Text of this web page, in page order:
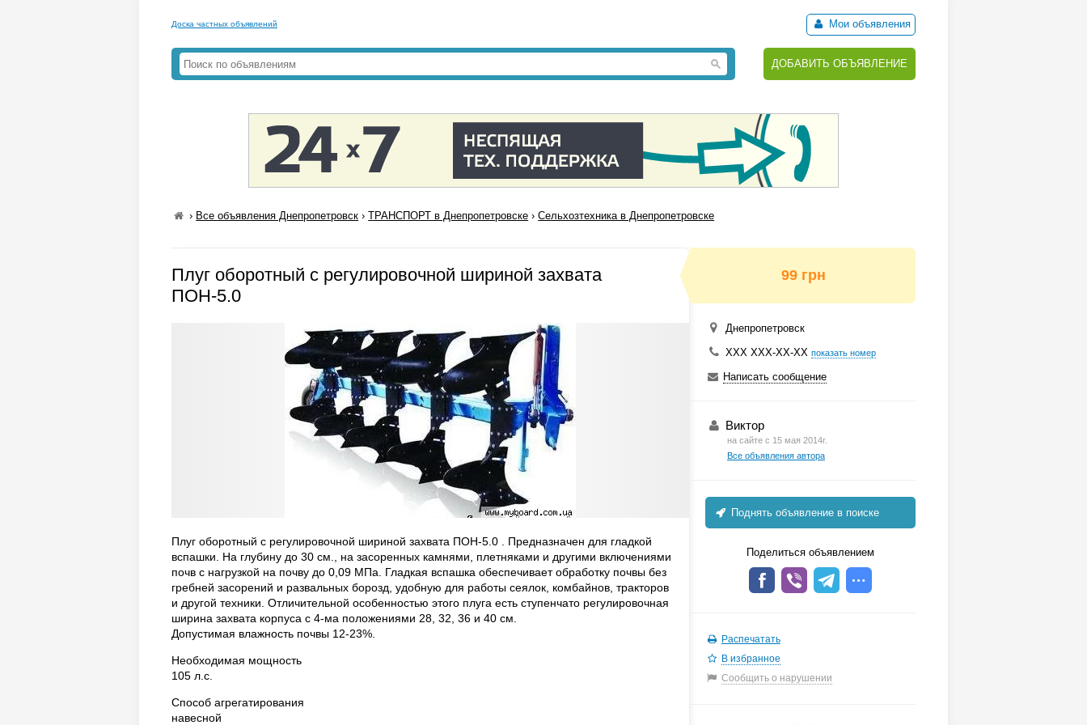
Доска частных объявлений Мои объявления
ДОБАВИТЬ ОБЪЯВЛЕНИЕ
› Все объявления Днепропетровск ›ТРАНСПОРТ в Днепропетровске ›Сельхозтехника в Днепропетровске
Плуг оборотный с регулировочной шириной захвата
ПОН-5.0
Плуг оборотный с регулировочной шириной захвата ПОН-5.0 . Предназначен для гладкой
вспашки. На глубину до 30 см., на засоренных камнями, плетняками и другими включениями
почв с нагрузкой на почву до 0,09 МПа. Гладкая вспашка обеспечивает обработку почвы без
гребней засорений и развальных борозд, удобную для работы сеялок, комбайнов, тракторов
и другой техники. Отличительной особенностью этого плуга есть ступенчато регулировочная
ширина захвата корпуса с 4-ма положениями 28, 32, 36 и 40 см.
Допустимая влажность почвы 12-23%.
Необходимая мощность
105 л.с.
Способ агрегатирования
навесной
99 грн
Днепропетровск
ХХХ ХХХ-ХХ-ХХ показать номер
Написать сообщение
Виктор
на сайте с 15 мая 2014г.
Все объявления автора
Поднять объявление в поиске
Поделиться объявлением
Распечатать
В избранное
Сообщить о нарушении